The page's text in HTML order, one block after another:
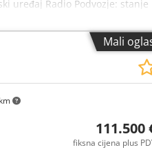
uređaj Radio Podvozje: stanje
Aa Eof CE / EPA Motor
Mali
111.500
fiksna cijena plus